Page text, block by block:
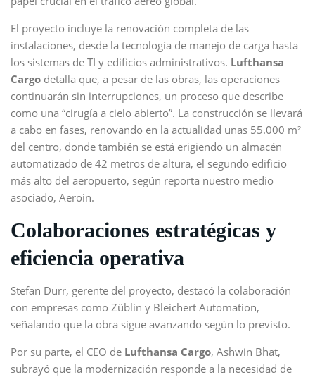
El proyecto incluye la renovación completa de las
instalaciones, desde la tecnología de manejo de carga hasta
los sistemas de TI y edificios administrativos. Lufthansa
Cargo detalla que, a pesar de las obras, las operaciones
continuarán sin interrupciones, un proceso que describe
como una “cirugía a cielo abierto”. La construcción se llevará
a cabo en fases, renovando en la actualidad unas 55.000 m²
del centro, donde también se está erigiendo un almacén
automatizado de 42 metros de altura, el segundo edificio
más alto del aeropuerto, según reporta nuestro medio
asociado, Aeroin.
Colaboraciones estratégicas y
eficiencia operativa
Stefan Dürr, gerente del proyecto, destacó la colaboración
con empresas como Züblin y Bleichert Automation,
señalando que la obra sigue avanzando según lo previsto.
Por su parte, el CEO de Lufthansa Cargo, Ashwin Bhat,
subrayó que la modernización responde a la necesidad de